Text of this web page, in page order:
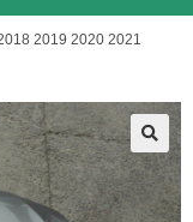
2019 2020 2021